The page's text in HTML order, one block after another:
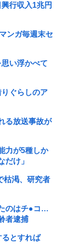
行収入1兆円
ンガ毎週末セ
い浮かべて
ぐらしのア
る放送事故が
力が5種しか
だけ」
枯渇、研究者
のはチ●コ…
者逮捕
るとすれば